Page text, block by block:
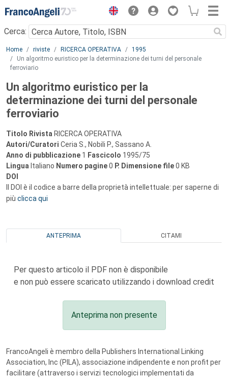
Menu
Cerca:
Main content
Home riviste RICERCA OPERATIVA
1995
Un algoritmo euristico per la determinazione dei turni del personale
ferroviario
Un algoritmo euristico per la
determinazione dei turni del personale
ferroviario
Titolo Rivista RICERCA OPERATIVA
Autori/Curatori Ceria S., Nobili P., Sassano A.
Anno di pubblicazione 1 Fascicolo 1995/75
Lingua Italiano Numero pagine0 P. Dimensione file0 KB
DOI
Il DOI è il codice a barre della proprietà intellettuale: per saperne di
più clicca qui
ANTEPRIMA CITAMI
Per questo articolo il PDF non è disponibile
e non può essere scaricato utilizzando i download credit
Anteprima non presente
FrancoAngeli è membro della Publishers International Linking
Association, Inc (PILA), associazione indipendente e non profit per
facilitare (attraverso i servizi tecnologici implementati da